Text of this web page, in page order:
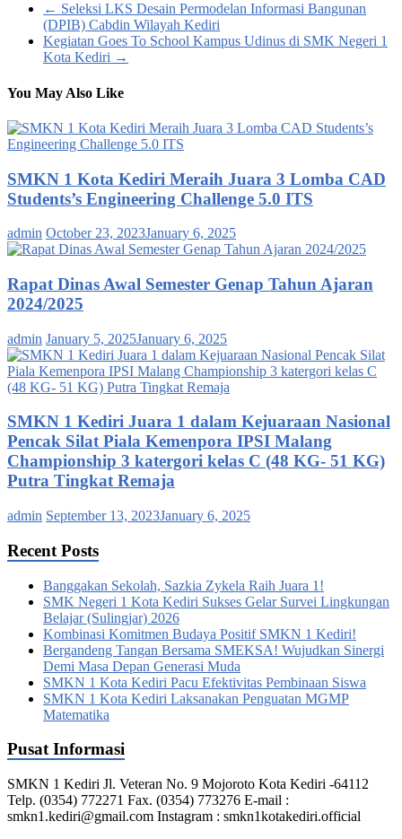
← Seleksi LKS Desain Permodelan Informasi Bangunan
(DPIB) Cabdin Wilayah Kediri
Kegiatan Goes To School Kampus Udinus di SMK Negeri 1
Kota Kediri →
You May Also Like
SMKN 1 Kota Kediri Meraih Juara 3 Lomba CAD
Students’s Engineering Challenge 5.0 ITS
admin October 23, 2023January 6, 2025
Rapat Dinas Awal Semester Genap Tahun Ajaran
2024/2025
admin January 5, 2025January 6, 2025
SMKN 1 Kediri Juara 1 dalam Kejuaraan Nasional
Pencak Silat Piala Kemenpora IPSI Malang
Championship 3 katergori kelas C (48 KG- 51 KG)
Putra Tingkat Remaja
admin September 13, 2023January 6, 2025
Recent Posts
Banggakan Sekolah, Sazkia Zykela Raih Juara 1!
SMK Negeri 1 Kota Kediri Sukses Gelar Survei Lingkungan
Belajar (Sulingjar) 2026
Kombinasi Komitmen Budaya Positif SMKN 1 Kediri!
Bergandeng Tangan Bersama SMEKSA! Wujudkan Sinergi
Demi Masa Depan Generasi Muda
SMKN 1 Kota Kediri Pacu Efektivitas Pembinaan Siswa
SMKN 1 Kota Kediri Laksanakan Penguatan MGMP
Matematika
Pusat Informasi
SMKN 1 Kediri Jl. Veteran No. 9 Mojoroto Kota Kediri -64112
Telp. (0354) 772271 Fax. (0354) 773276 E-mail :
smkn1.kediri@gmail.com Instagram : smkn1kotakediri.official